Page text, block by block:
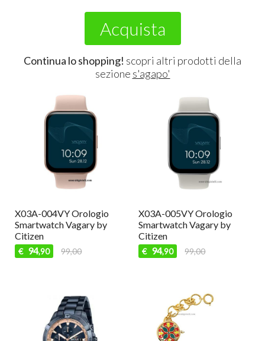
Acquista
Continua lo shopping! scopri altri prodotti della
sezione s'agapo'
X03A-004VY Orologio
Smartwatch Vagary by
Citizen
€ 94,90 99,00
X03A-005VY Orologio
Smartwatch Vagary by
Citizen
€ 94,90 99,00